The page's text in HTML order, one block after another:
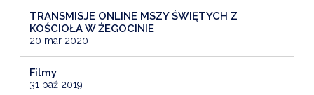
TRANSMISJE ONLINE MSZY ŚWIĘTYCH Z
KOŚCIOŁA W ŻEGOCINIE
20 mar 2020
Filmy
31 paź 2019